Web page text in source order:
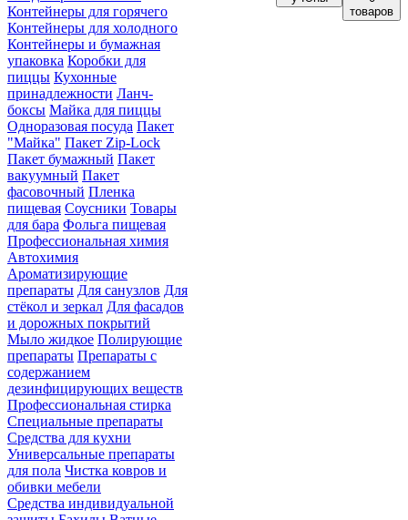
Контейнеры для горячего
Контейнеры для холодного
Контейнеры и бумажная
упаковка Коробки для
пиццы Кухонные
принадлежности Ланч-
боксы Майка для пиццы
Одноразовая посуда Пакет
"Майка" Пакет Zip-Lock
Пакет бумажный Пакет
вакуумный Пакет
фасовочный Пленка
пищевая Соусники Товары
для бара Фольга пищевая
Профессиональная химия
Автохимия
Ароматизирующие
препараты Для санузлов Для
стёкол и зеркал Для фасадов
и дорожных покрытий
Мыло жидкое Полирующие
препараты Препараты с
содержанием
дезинфицирующих веществ
Профессиональная стирка
Специальные препараты
Средства для кухни
Универсальные препараты
для пола Чистка ковров и
обивки мебели
Средства индивидуальной
товаров